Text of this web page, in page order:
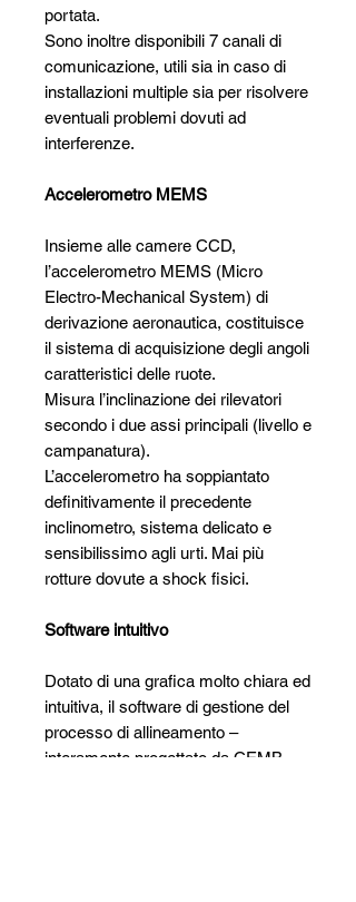
portata.
Sono inoltre disponibili 7 canali di
comunicazione, utili sia in caso di
installazioni multiple sia per risolvere
eventuali problemi dovuti ad
interferenze.
Accelerometro MEMS
Insieme alle camere CCD,
l’accelerometro MEMS (Micro
Electro-Mechanical System) di
derivazione aeronautica, costituisce
il sistema di acquisizione degli angoli
caratteristici delle ruote.
Misura l’inclinazione dei rilevatori
secondo i due assi principali (livello e
campanatura).
L’accelerometro ha soppiantato
definitivamente il precedente
inclinometro, sistema delicato e
sensibilissimo agli urti. Mai più
rotture dovute a shock fisici.
Software intuitivo
Dotato di una grafica molto chiara ed
intuitiva, il software di gestione del
processo di allineamento –
interamente progettato da CEMB –